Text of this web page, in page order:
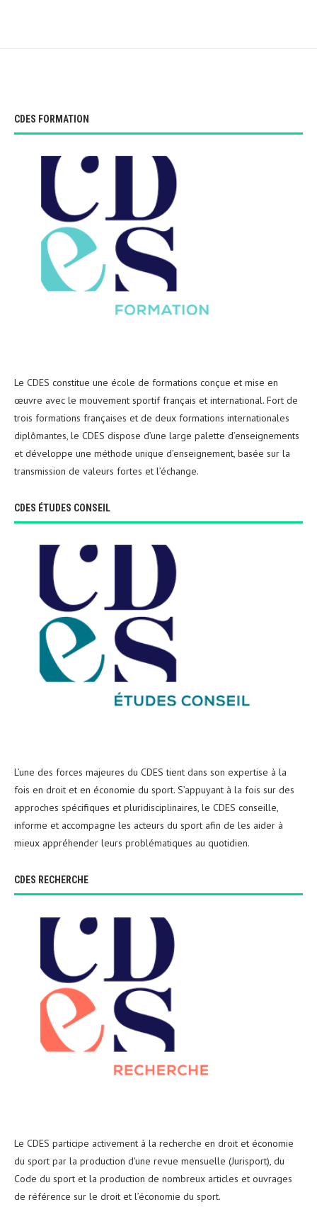
CDES FORMATION
Le CDES constitue une école de formations conçue et mise en
œuvre avec le mouvement sportif français et international. Fort de
trois formations françaises et de deux formations internationales
diplômantes, le CDES dispose d’une large palette d’enseignements
et développe une méthode unique d’enseignement, basée sur la
transmission de valeurs fortes et l’échange.
CDES ÉTUDES CONSEIL
L’une des forces majeures du CDES tient dans son expertise à la
fois en droit et en économie du sport. S’appuyant à la fois sur des
approches spécifiques et pluridisciplinaires, le CDES conseille,
informe et accompagne les acteurs du sport afin de les aider à
mieux appréhender leurs problématiques au quotidien.
CDES RECHERCHE
Le CDES participe activement à la recherche en droit et économie
du sport par la production d'une revue mensuelle (Jurisport), du
Code du sport et la production de nombreux articles et ouvrages
de référence sur le droit et l’économie du sport.